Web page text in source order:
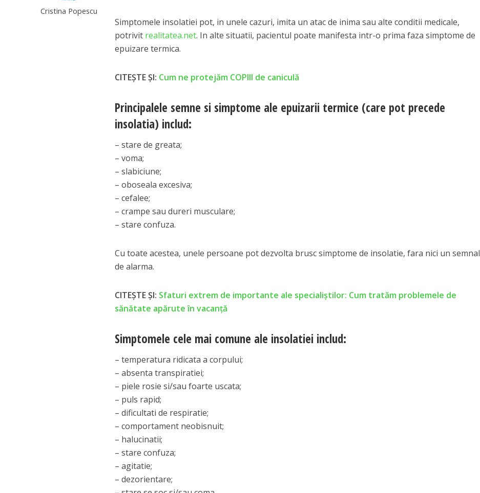
Cristina Popescu
Simptomele insolatiei pot, in unele cazuri, imita un atac de inima sau alte conditii medicale,
potrivit realitatea.net. In alte situatii, pacientul poate manifesta intr-o prima faza simptome de
epuizare termica.
CITEȘTE ȘI: Cum ne protejăm COPIII de caniculă
Principalele semne si simptome ale epuizarii termice (care pot precede
insolatia) includ:
– stare de greata;
– voma;
– slabiciune;
– oboseala excesiva;
– cefalee;
– crampe sau dureri musculare;
– stare confuza.
Cu toate acestea, unele persoane pot dezvolta brusc simptome de insolatie, fara nici un semnal
de alarma.
CITEȘTE ȘI: Sfaturi extrem de importante ale specialiştilor: Cum tratăm problemele de
sănătate apărute în vacanţă
Simptomele cele mai comune ale insolatiei includ:
– temperatura ridicata a corpului;
– absenta transpiratiei;
– piele rosie si/sau foarte uscata;
– puls rapid;
– dificultati de respiratie;
– comportament neobisnuit;
– halucinatii;
– stare confuza;
– agitatie;
– dezorientare;